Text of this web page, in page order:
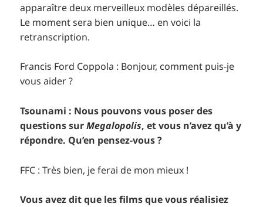
apparaître deux merveilleux modèles dépareillés.
Le moment sera bien unique… en voici la
retranscription.
Francis Ford Coppola : Bonjour, comment puis-je
vous aider ?
Tsounami : Nous pouvons vous poser des
questions surMegalopolis, et vous n’avez qu’à y
répondre. Qu’en pensez-vous ?
FFC : Très bien, je ferai de mon mieux !
Vous avez dit que les films que vous réalisiez